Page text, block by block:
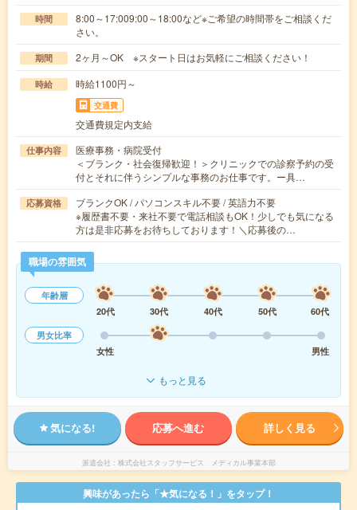
時間
8:00～17:009:00～18:00など※ご希望の時間帯をご相談くだ
さい。
期間 2ヶ月～OK ※スタート日はお気軽にご相談ください！
時給 時給1100円～
交通費
交通費規定内支給
仕事内容
医療事務・病院受付
＜ブランク・社会復帰歓迎！＞クリニックでの診察予約の受
付とそれに伴うシンプルな事務のお仕事です。ー具…
応募資格
ブランクOK / パソコンスキル不要 / 英語力不要
※履歴書不要・来社不要で電話相談もOK！少しでも気になる
方は是非応募をお待ちしております！＼応募後の…
職場の雰囲気
年齢層
20代
30代 40代 50代
60代
男女比率
女性
男性
もっと見る
気になる! 応募へ進む 詳しく見る
派遣会社 株式会社スタッフサービス メディカル事業本部
興味があったら「★気になる！」をタップ！